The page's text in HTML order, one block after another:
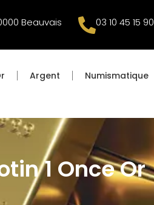
Beauvais 03 10 45 15 90
Argent Numismatique
1 Once Or